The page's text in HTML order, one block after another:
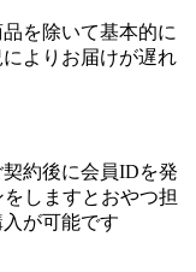
を除いて基本的に
よりお届けが遅れ
約後に会員IDを発
しますとおやつ担
が可能です